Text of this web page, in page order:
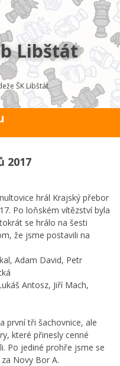
Libštát
ŠK Libštát
2017
hrál Krajský přebor
Po loňském vítězství byla
se hrálo na šesti
že jsme postavili na
Adam David, Petr
Antosz, Jiří Mach,
první tři šachovnice, ale
které přinesly cenné
Po jediné prohře jsme se
Novy Bor A.